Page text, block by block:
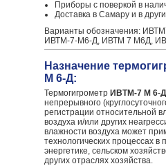
Приборы с поверкой в
Доставка в Самару и в
Варианты обозначения:
ИВТМ-7-М6-Д, ИВТМ 7 М6Д,
Назначение
М 6-Д:
Термогигрометр ИВТМ-7 М 6-Д
непрерывного
регистрации относительной
воздуха и/или других
влажности воздуха может
технологических процессах
энергетике, сельском
других отраслях хозяйства.